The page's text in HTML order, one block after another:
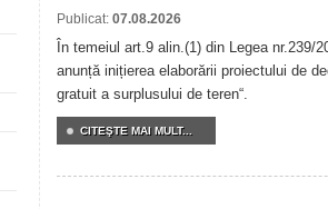
Publicat: 07.08.2026
În temeiul art.9 alin.(1) din Legea
anunță inițierea elaborării proiectului de
gratuit a surplusului de teren“.
CITEŞTE MAI MULT...